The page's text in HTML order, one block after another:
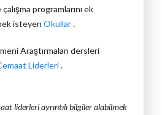
programlarını ek
isteyen Okullar.
Araştırmaları dersleri
Liderleri.
liderleri ayrıntılı bilgiler alabilmek